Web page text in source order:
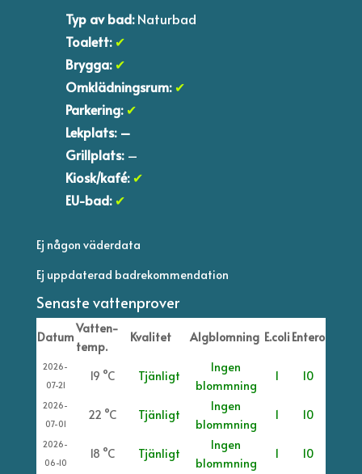
Typ av bad:Naturbad
Toalett: ✔
Brygga: ✔
Omklädningsrum: ✔
Parkering: ✔
Lekplats: –
Grillplats: –
Kiosk/kafé: ✔
EU-bad: ✔
Ej någon väderdata
Ej uppdaterad badrekommendation
Senaste vattenprover
Datum
Vatten-
temp.
Kvalitet Algblomning E.coli Entero
2026-
07-21
19 °C Tjänligt
Ingen
blommning
1 10
2026-
07-01
22 °C Tjänligt
Ingen
blommning
1 10
2026-
06-10
18 °C Tjänligt
Ingen
blommning
1 10